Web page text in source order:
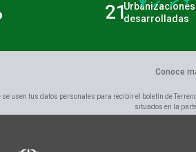
21Urbanizaciones
desarrolladas
Conoce
usen tus datos personales para recibir el boletín de
situados en la